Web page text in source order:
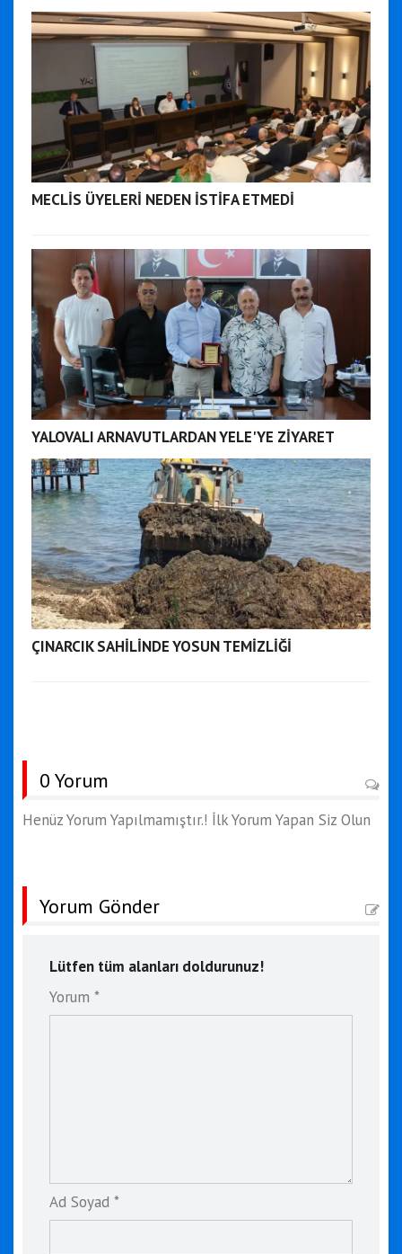
MECLİS ÜYELERİ NEDEN İSTİFA ETMEDİ
YALOVALI ARNAVUTLARDAN YELE'YE ZİYARET
ÇINARCIK SAHİLİNDE YOSUN TEMİZLİĞİ
0 Yorum
Henüz Yorum Yapılmamıştır.! İlk Yorum Yapan Siz Olun
Yorum Gönder
Lütfen tüm alanları doldurunuz!
Yorum *
Ad Soyad *